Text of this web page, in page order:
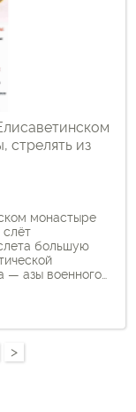
стрелять из
монастыре
слёт
большую
— азы военного
лука;— разборка
>